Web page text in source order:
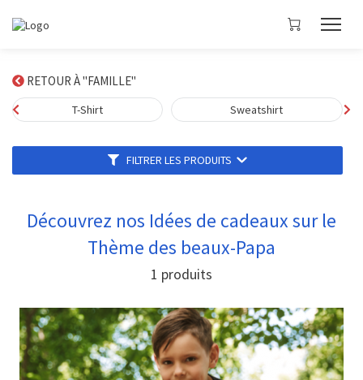
RETOUR À "FAMILLE"
T-Shirt Sweatshirt
FILTRER LES PRODUITS
Découvrez nos Idées de cadeaux sur le
Thème des beaux-Papa
1 produits